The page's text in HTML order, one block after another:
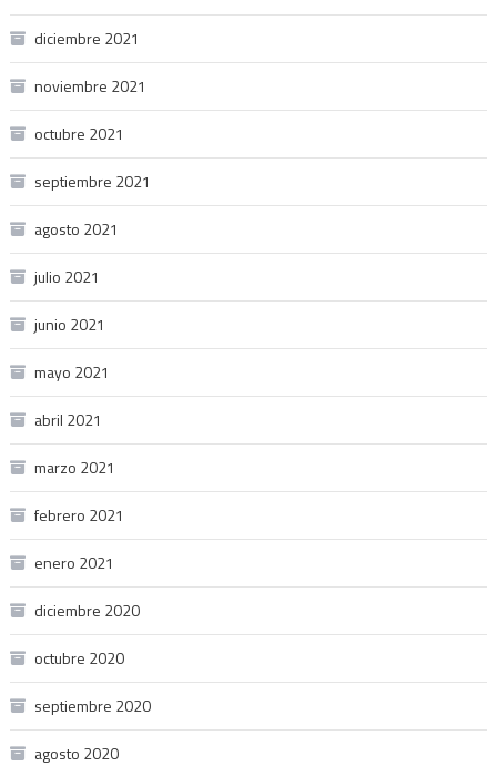
diciembre 2021
noviembre 2021
octubre 2021
septiembre 2021
agosto 2021
julio 2021
junio 2021
mayo 2021
abril 2021
marzo 2021
febrero 2021
enero 2021
diciembre 2020
octubre 2020
septiembre 2020
agosto 2020